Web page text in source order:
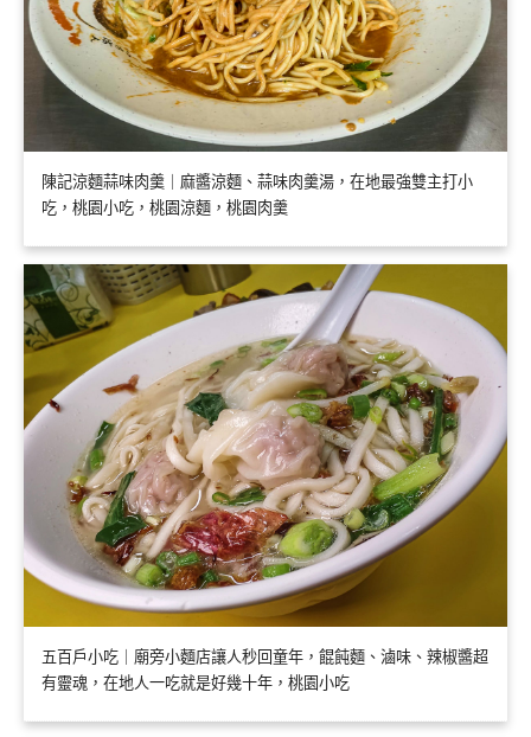
陳記涼麵蒜味肉羹｜麻醬涼麵、蒜味肉羹湯，在地最強雙主打小
吃，桃園小吃，桃園涼麵，桃園肉羹
五百戶小吃｜廟旁小麵店讓人秒回童年，餛飩麵、滷味、辣椒醬超
有靈魂，在地人一吃就是好幾十年，桃園小吃